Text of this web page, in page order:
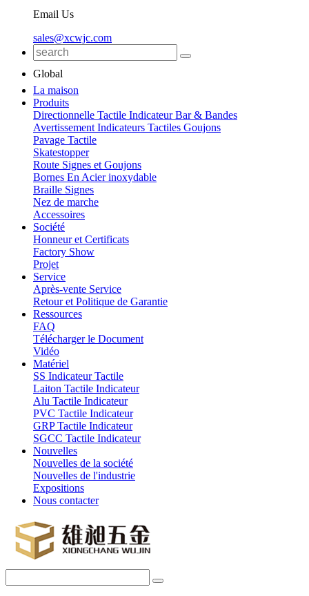
Email Us
sales@xcwjc.com
Global
La maison
Produits
Directionnelle Tactile Indicateur Bar & Bandes
Avertissement Indicateurs Tactiles Goujons
Pavage Tactile
Skatestopper
Route Signes et Goujons
Bornes En Acier inoxydable
Braille Signes
Nez de marche
Accessoires
Société
Honneur et Certificats
Factory Show
Projet
Service
Après-vente Service
Retour et Politique de Garantie
Ressources
FAQ
Télécharger le Document
Vidéo
Matériel
SS Indicateur Tactile
Laiton Tactile Indicateur
Alu Tactile Indicateur
PVC Tactile Indicateur
GRP Tactile Indicateur
SGCC Tactile Indicateur
Nouvelles
Nouvelles de la société
Nouvelles de l'industrie
Expositions
Nous contacter